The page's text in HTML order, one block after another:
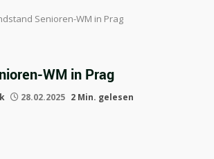
Senioren-WM in Prag
WM in Prag
28.02.2025 2 Min. gelesen